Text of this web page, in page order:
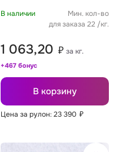
В наличии
Мин. кол-во
для заказа 22 /кг.
1 063,20 ₽ за кг.
+467 бонус
В корзину
Цена за рулон: 23 390 ₽